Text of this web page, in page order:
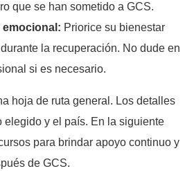
que se han sometido a GCS.
emocional: Priorice su bienestar
la recuperación. No dude en
si es necesario.
hoja de ruta general. Los detalles
elegido y el país. En la siguiente
para brindar apoyo continuo y
de GCS.